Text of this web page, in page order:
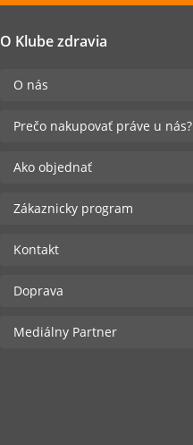
O Klube zdravia
O nás
Prečo nakupovať práve u nás?
Ako objednať
Zákaznicky program
Kontakt
Doprava
Mediálny Partner